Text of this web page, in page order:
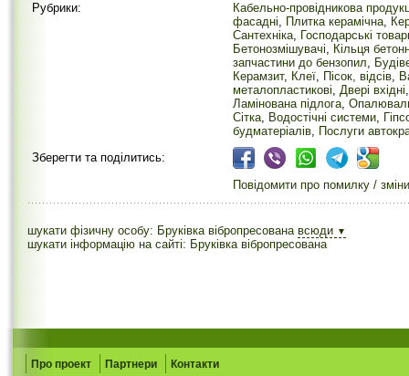
Рубрики:
Кабельно-провідникова
фасадні, Плитка керамічна,
Сантехніка, Господарські
Бетонозмішувачі, Кільця
запчастини до бензопил,
Керамзит, Клеї, Пісок, відсів,
металопластикові, Двері вхідні
Ламінована підлога,
Сітка, Водостічні системи,
будматеріалів, Послуги
Зберегти та поділитись:
Повідомити про помилку / зміни
шукати фізичну особу: Бруківка вібропресована всюди ▼
шукати інформацію на сайті: Бруківка вібропресована
Про проект Партнери Контакти